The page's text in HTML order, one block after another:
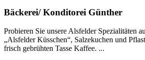
Bäckerei/ Konditorei Günther
Probieren Sie unsere Alsfelder Spezialitäten
„Alsfelder Küsschen“, Salzekuchen und
frisch gebrühten Tasse Kaffee. ...